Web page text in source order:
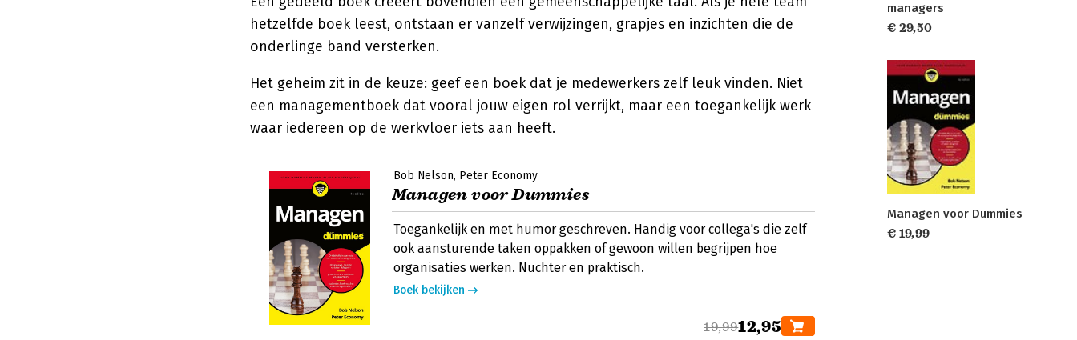
hetzelfde boek leest, ontstaan er vanzelf verwijzingen, grapjes en inzichten die de
onderlinge band versterken.
Het geheim zit in de keuze: geef een boek dat je medewerkers zelf leuk vinden. Niet
een managementboek dat vooral jouw eigen rol verrijkt, maar een toegankelijk werk
waar iedereen op de werkvloer iets aan heeft.
Bob Nelson Peter Economy
Managen voor Dummies
Toegankelijk en met humor geschreven. Handig voor collega's die zelf
ook aansturende taken oppakken of gewoon willen begrijpen hoe
organisaties werken. Nuchter en praktisch.
Boek bekijken
19,9912,95
managers
€ 29,50
Managen voor Dummies
€ 19,99